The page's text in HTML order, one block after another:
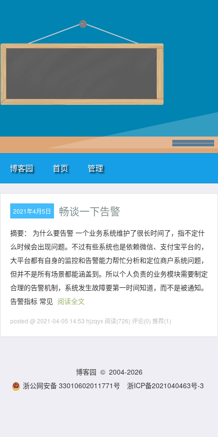
博客园 首页 管理
2021年4月5日 畅谈一下告警
摘要： 为什么要告警 一个业务系统维护了很长时间了，指不定什
么时候会出现问题。不过有些系统也是依赖微信、支付宝平台的，
大平台都有自身的监控和告警能力帮忙分析和定位商户系统问题，
但并不是所有场景都能涵盖到。所以个人负责的业务模块需要制定
合理的告警机制，系统发生故障要第一时间知道，而不是被通知。
告警指标 常见 阅读全文
posted @ 2021-04-05 14:53 hjzqyx 阅读(726) 评论(0) 推荐(1)
博客园 © 2004-2026
浙公网安备 33010602011771号
浙ICP备2021040463号-3